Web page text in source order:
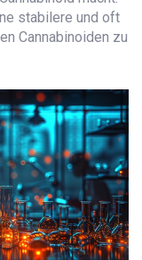
stabilere und oft
Cannabinoiden zu